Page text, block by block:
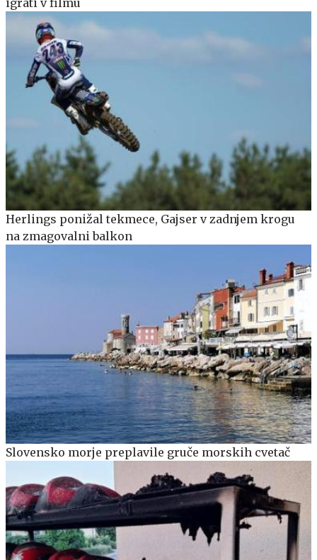
igrati v filmu
Herlings ponižal tekmece, Gajser v zadnjem krogu
na zmagovalni balkon
Slovensko morje preplavile gruče morskih cvetač